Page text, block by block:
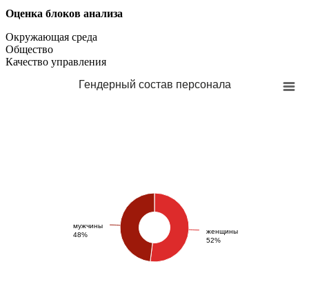
Оценка блоков анализа
Окружающая среда
Общество
Качество управления
Гендерный состав персонала
женщины
52%
мужчины
48%